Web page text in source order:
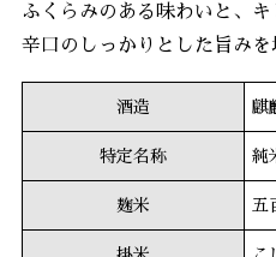
ふくらみのある味わいと、キ
辛口のしっかりとした旨みを
酒造 麒
特定名称 純
麹米 五